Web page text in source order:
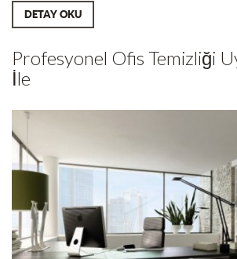
DETAY OKU
Profesyonel Ofis Temizliği
İle